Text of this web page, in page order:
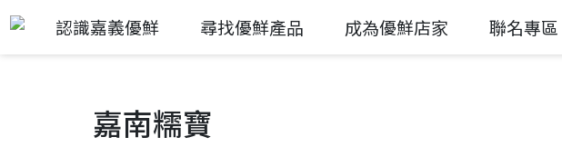
認識嘉義優鮮 尋找優鮮產品 成為優鮮店家 聯名專區
嘉南糯寶